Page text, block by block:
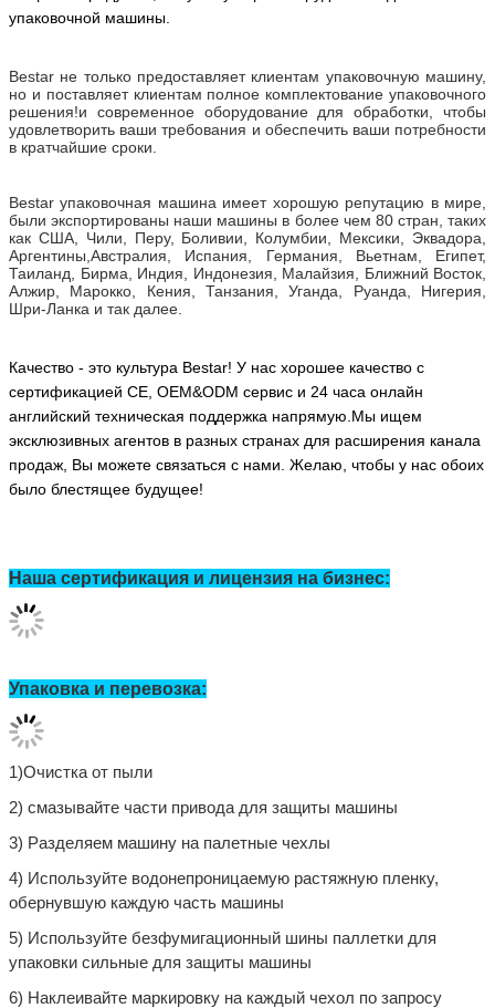
Послепродажная служба Bestar:
1. С профессиональной командой послепродажного
обслуживания мы можем предоставить вам удовлетворительное
2Подробные руководства/Видео установки, регулировки,
настройки, обслуживания машины доступны для вас.
3. Если вам нужна помощь при использовании машины и видео
видеочат, чтобы решить вашу проблему онлайн. 24 часа в сутки
365 дней онлайн техническая поддержка.
страну для обслуживания, если вы согласитесь оплатить
расходы.
5Машина будет иметь1-летняя гарантия на машину, 2-
летняя гарантия на электрическую часть. В течение
гарантийного года, если какие-либо из частей сломались не от
человека. Мы будем бесплатно почтой заменить новый для вас.